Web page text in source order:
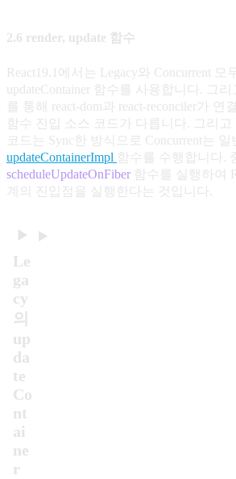
2.6 render, update 함수
React19.1에서는 Legacy와 Concurrent 모
updateContainer 함수를 사용합니다. 그리
를 통해 react-dom과 react-reconciler가 연
함수 진입 소스 코드가 다릅니다. 그리고
코드는 Sync한 방식으로 Concurrent는
updateContainerImpl 함수를 수행합니다.
scheduleUpdateOnFiber 함수를 실행하여
계의 진입점을 실행한다는 것입니다.
Le
ga
cy
의
up
da
te
Co
nt
ai
ne
r